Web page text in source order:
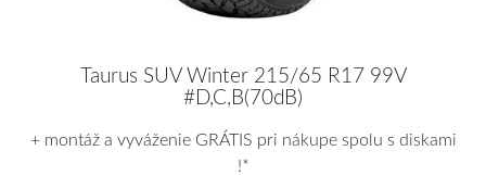
Taurus SUV Winter 215/65 R17 99V
#D,C,B(70dB)
+ montáž a vyváženie GRÁTIS pri nákupe spolu s diskami
!*